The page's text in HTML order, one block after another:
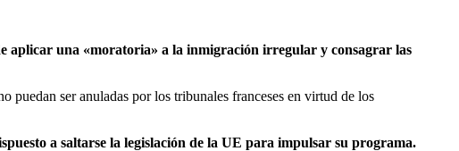
aplicar una «moratoria» a la inmigración irregular y consagrar las
puedan ser anuladas por los tribunales franceses en virtud de los
a saltarse la legislación de la UE para impulsar su programa.